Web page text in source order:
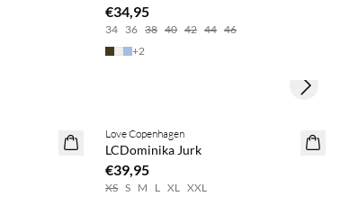
€34,95
34 36 38 40 42 44 46
+2
NEWS
Love Copenhagen
LCDominika Jurk
€39,95
XS S M L XL XXL
Next